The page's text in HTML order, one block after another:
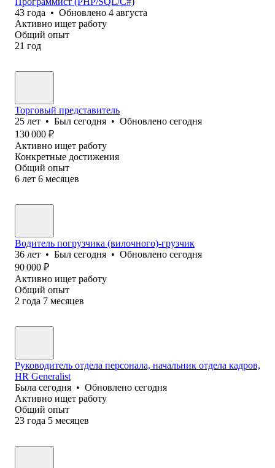
43 года • Обновлено 4 августа
Активно ищет работу
Общий опыт
21 год
Торговый представитель
25 лет • Был сегодня • Обновлено сегодня
130 000 ₽
Активно ищет работу
Конкретные достижения
Общий опыт
6 лет 6 месяцев
Водитель погрузчика (вилочного)-грузчик
36 лет • Был сегодня • Обновлено сегодня
90 000 ₽
Активно ищет работу
Общий опыт
2 года 7 месяцев
Руководитель отдела персонала, начальник отдела кадров,
HR Generalist
Была сегодня • Обновлено сегодня
Активно ищет работу
Общий опыт
23 года 5 месяцев